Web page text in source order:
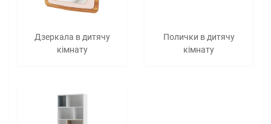
Дзеркала в дитячу
кімнату
Полички в дитячу
кімнату